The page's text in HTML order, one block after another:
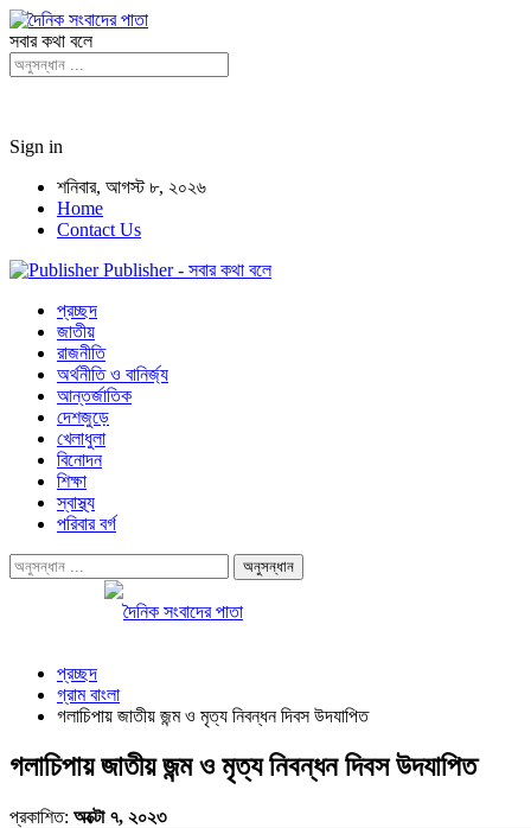
সবার কথা বলে
Sign in
শনিবার, আগস্ট ৮, ২০২৬
Home
Contact Us
Publisher - সবার কথা বলে
প্রচ্ছদ
জাতীয়
রাজনীতি
অর্থনীতি ও বানির্জ্য
আন্তর্জাতিক
দেশজুড়ে
খেলাধুলা
বিনোদন
শিক্ষা
স্বাস্থ্য
পরিবার বর্গ
প্রচ্ছদ
গ্রাম বাংলা
গলাচিপায় জাতীয় জন্ম ও মৃত্য নিবন্ধন দিবস উদযাপিত
গলাচিপায় জাতীয় জন্ম ও মৃত্য নিবন্ধন দিবস উদযাপিত
প্রকাশিত: অক্টো ৭, ২০২৩